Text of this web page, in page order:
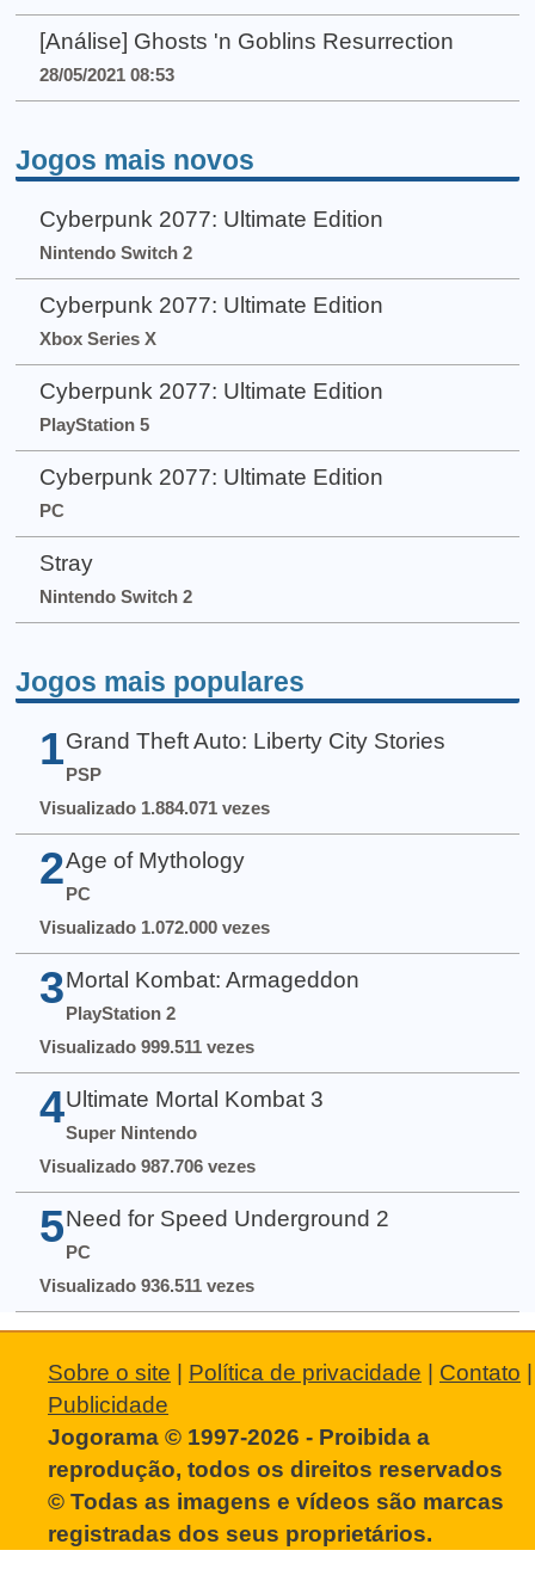
[Análise] Ghosts 'n Goblins Resurrection
28/05/2021 08:53
Jogos mais novos
Cyberpunk 2077: Ultimate Edition
Nintendo Switch 2
Cyberpunk 2077: Ultimate Edition
Xbox Series X
Cyberpunk 2077: Ultimate Edition
PlayStation 5
Cyberpunk 2077: Ultimate Edition
PC
Stray
Nintendo Switch 2
Jogos mais populares
1 Grand Theft Auto: Liberty City Stories
PSP
Visualizado 1.884.071 vezes
2 Age of Mythology
PC
Visualizado 1.072.000 vezes
3 Mortal Kombat: Armageddon
PlayStation 2
Visualizado 999.511 vezes
4 Ultimate Mortal Kombat 3
Super Nintendo
Visualizado 987.706 vezes
5 Need for Speed Underground 2
PC
Visualizado 936.511 vezes
Sobre o site | Política de privacidade | Contato |
Publicidade
Jogorama © 1997-2026 - Proibida a
reprodução, todos os direitos reservados
© Todas as imagens e vídeos são marcas
registradas dos seus proprietários.